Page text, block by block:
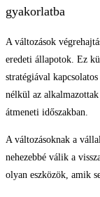
gyakorlatba
A változások
eredeti állapotok. Ez
stratégiával
nélkül az
átmeneti időszakban.
A változásoknak a
nehezebbé válik a
olyan eszközök, amik